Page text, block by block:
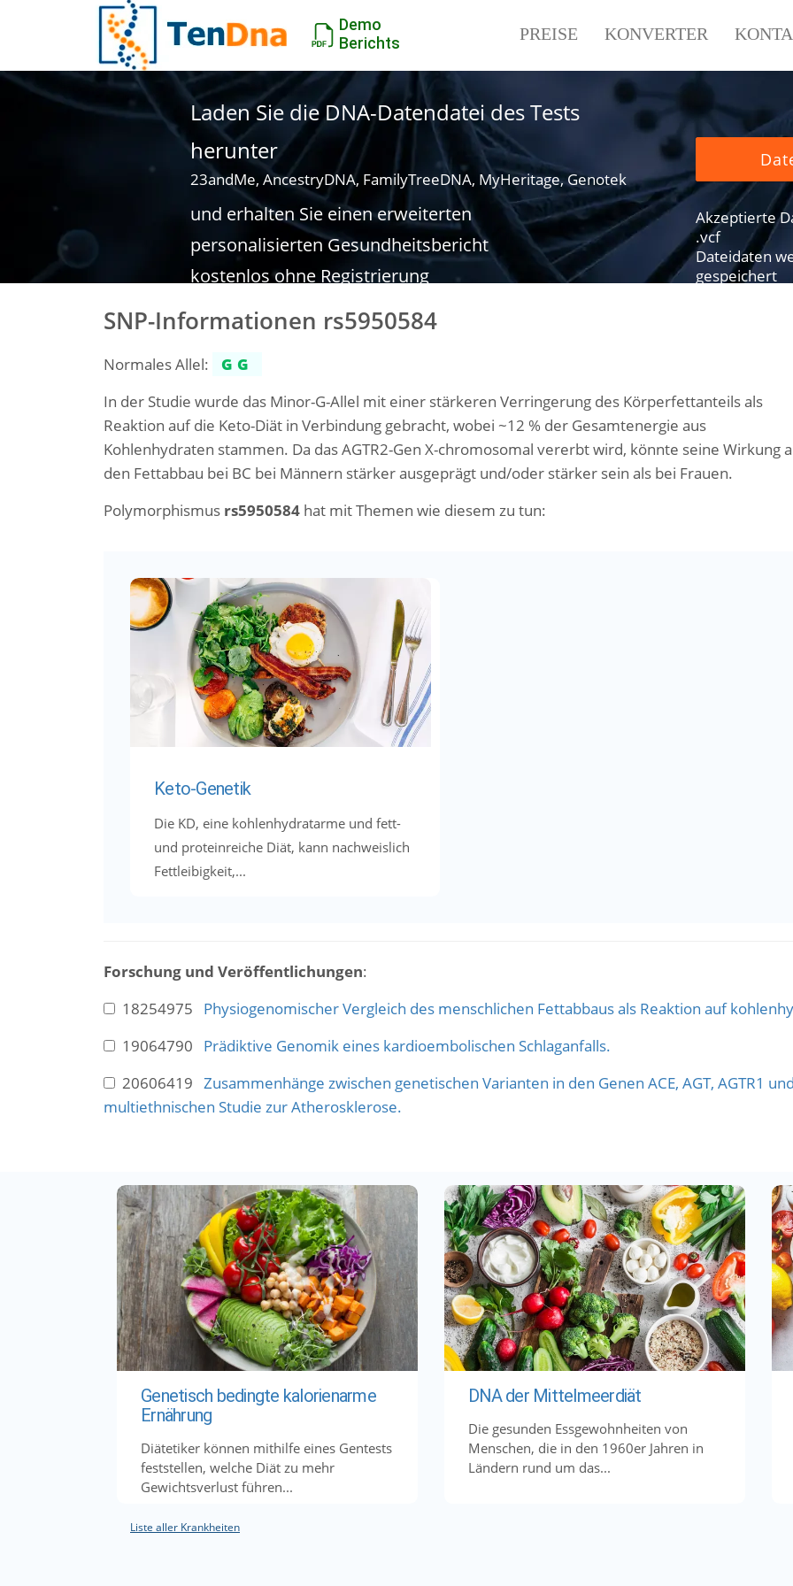
Demo
Berichts
PREISE KONVERTER
Laden Sie die DNA-Datendatei des Tests
herunter
23andMe, AncestryDNA, FamilyTreeDNA, MyHeritage, Genotek
und erhalten Sie einen erweiterten
personalisierten Gesundheitsbericht
kostenlos ohne Registrierung
Akzeptierte
.vcf
Dateidaten
gespeichert
SNP-Informationen rs5950584
Normales Allel:
GG
In der Studie wurde das Minor-G-Allel mit einer stärkeren Verringerung des Körperfettanteils als
Reaktion auf die Keto-Diät in Verbindung gebracht, wobei ~12 % der Gesamtenergie aus
Kohlenhydraten stammen. Da das AGTR2-Gen X-chromosomal vererbt wird, könnte seine Wirkung
den Fettabbau bei BC bei Männern stärker ausgeprägt und/oder stärker sein als bei Frauen.
Polymorphismus rs5950584 hat mit Themen wie diesem zu tun:
Keto-Genetik
Die KD, eine kohlenhydratarme und fett-
und proteinreiche Diät, kann nachweislich
Fettleibigkeit,...
Forschung und Veröffentlichungen:
18254975 Physiogenomischer Vergleich des menschlichen Fettabbaus als Reaktion auf
19064790 Prädiktive Genomik eines kardioembolischen Schlaganfalls.
20606419 Zusammenhänge zwischen genetischen Varianten in den Genen ACE, AGT, AGTR1
multiethnischen Studie zur Atherosklerose.
Genetisch bedingte kalorienarme
Ernährung
Diätetiker können mithilfe eines Gentests
feststellen, welche Diät zu mehr
Gewichtsverlust führen...
DNA der Mittelmeerdiät
Die gesunden Essgewohnheiten von
Menschen, die in den 1960er Jahren in
Ländern rund um das...
Liste aller Krankheiten